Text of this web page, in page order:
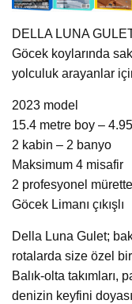
DELLA LUNA
Göcek koylarında
yolculuk arayanlar
2023 model
15.4 metre boy –
2 kabin – 2 banyo
Maksimum 4 misafir
2 profesyonel
Göcek Limanı çıkışlı
Della Luna Gulet;
rotalarda size özel
Balık-olta takımları,
denizin keyfini